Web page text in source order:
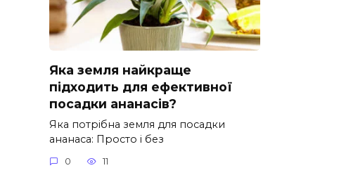
Яка земля найкраще
підходить для ефективної
посадки ананасів?
Яка потрібна земля для посадки
ананаса: Просто і без
0 11